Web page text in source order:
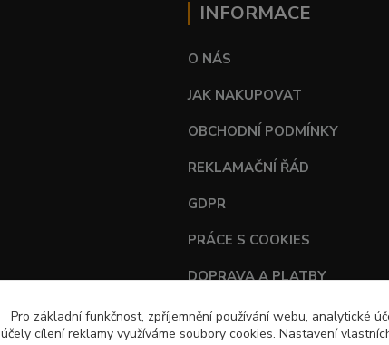
INFORMACE
O NÁS
JAK NAKUPOVAT
OBCHODNÍ PODMÍNKY
REKLAMAČNÍ ŘÁD
GDPR
PRÁCE S COOKIES
DOPRAVA A PLATBY
TABULKY VELIKOSTÍ
Pro základní funkčnost, zpříjemnění používání webu, analytické
účely cílení reklamy využíváme soubory cookies. Nastavení